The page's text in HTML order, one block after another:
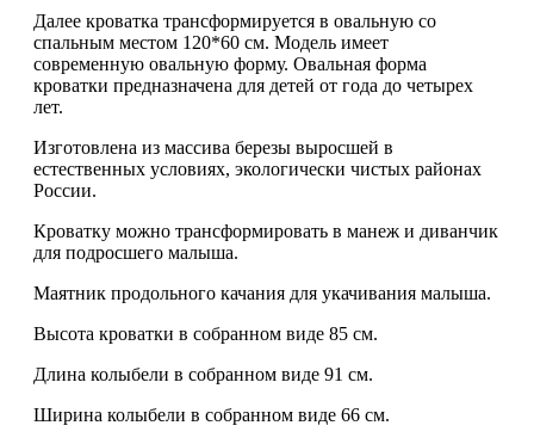
Далее кроватка трансформируется в овальную со
спальным местом 120*60 см. Модель имеет
современную овальную форму. Овальная форма
кроватки предназначена для детей от года до четырех
лет.
Изготовлена из массива березы выросшей в
естественных условиях, экологически чистых районах
России.
Кроватку можно трансформировать в манеж и диванчик
для подросшего малыша.
Маятник продольного качания для укачивания малыша.
Высота кроватки в собранном виде 85 см.
Длина колыбели в собранном виде 91 см.
Ширина колыбели в собранном виде 66 см.